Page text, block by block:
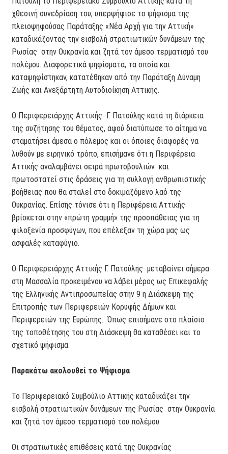
χθεσινή συνεδρίαση του, υπερψήφισε το ψήφισμα της
πλειοψηφούσας Παράταξης «Νέα Αρχή για την Αττική»
καταδικάζοντας την εισβολή στρατιωτικών δυνάμεων της
Ρωσίας στην Ουκρανία και ζητά τον άμεσο τερματισμό του
πολέμου. Διαφορετικά ψηφίσματα, τα οποία και
καταψηφίστηκαν, κατατέθηκαν από την Παράταξη Δύναμη
Ζωής και Ανεξάρτητη Αυτοδιοίκηση Αττικής.
Ο Περιφερειάρχης Αττικής Γ. Πατούλης κατά τη διάρκεια
της συζήτησης του θέματος, αφού διατύπωσε το αίτημα να
σταματήσει άμεσα ο πόλεμος και οι όποιες διαφορές να
λυθούν με ειρηνικό τρόπο, επισήμανε ότι η Περιφέρεια
Αττικής αναλαμβάνει σειρά πρωτοβουλιών και
πρωτοστατεί στις δράσεις για τη συλλογή ανθρωπιστικής
βοήθειας που θα σταλεί στο δοκιμαζόμενο λαό της
Ουκρανίας. Επίσης τόνισε ότι η Περιφέρεια Αττικής
βρίσκεται στην «πρώτη γραμμή» της προσπάθειας για τη
φιλοξενία προσφύγων, που επέλεξαν τη χώρα μας ως
ασφαλές καταφύγιο.
Ο Περιφερειάρχης Αττικής Γ. Πατούλης μεταβαίνει σήμερα
στη Μασσαλία προκειμένου να λάβει μέρος ως Επικεφαλής
της Ελληνικής Αντιπροσωπείας στην 9 η Διάσκεψη της
Επιτροπής των Περιφερειών Κορυφής Δήμων και
Περιφερειών της Ευρώπης. Όπως επισήμανε στο πλαίσιο
της τοποθέτησης του στη Διάσκεψη θα καταθέσει και το
σχετικό ψήφισμα.
Παρακάτω ακολουθεί το Ψήφισμα
Το Περιφερειακό Συμβούλιο Αττικής καταδικάζει την
εισβολή στρατιωτικών δυνάμεων της Ρωσίας στην Ουκρανία
και ζητά τον άμεσο τερματισμό του πολέμου.
Οι στρατιωτικές επιθέσεις κατά της Ουκρανίας